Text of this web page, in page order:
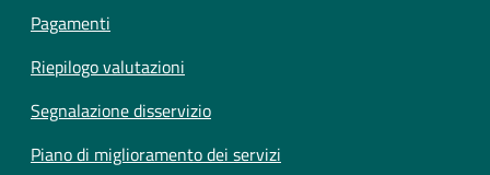
Pagamenti
Riepilogo valutazioni
Segnalazione disservizio
Piano di miglioramento dei servizi